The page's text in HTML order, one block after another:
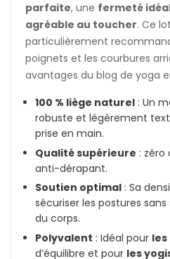
parfaite, une fermeté
agréable au toucher. Ce
particulièrement
poignets et les courbures
avantages du blog de yoga
100 % liège naturel : Un
robuste et légèrement
prise en main.
Qualité supérieure : zéro
anti-dérapant.
Soutien optimal : Sa
sécuriser les postures sans
du corps.
Polyvalent : Idéal pour
d’équilibre et pour les